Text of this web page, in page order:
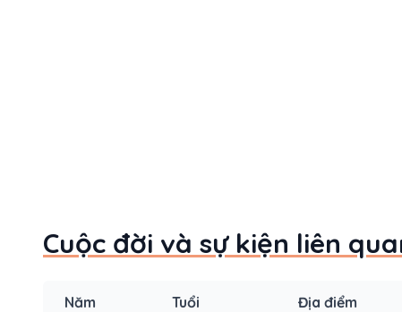
Cuộc đời và sự kiện liên
Năm Tuổi Địa điểm